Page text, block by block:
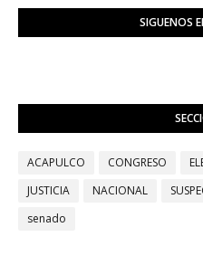
SIGUENOS
ACAPULCO CONGRESO
JUSTICIA
NACIONAL
senado